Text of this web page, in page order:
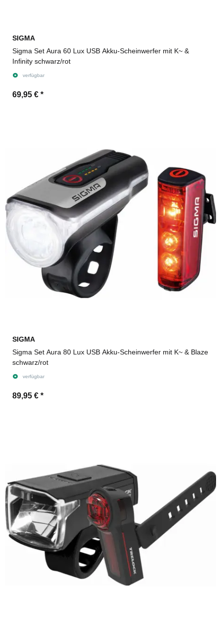
SIGMA
Sigma Set Aura 60 Lux USB Akku-Scheinwerfer mit K~ &
Infinity schwarz/rot
verfügbar
69,95 € *
SIGMA
Sigma Set Aura 80 Lux USB Akku-Scheinwerfer mit K~ & Blaze
schwarz/rot
verfügbar
89,95 € *